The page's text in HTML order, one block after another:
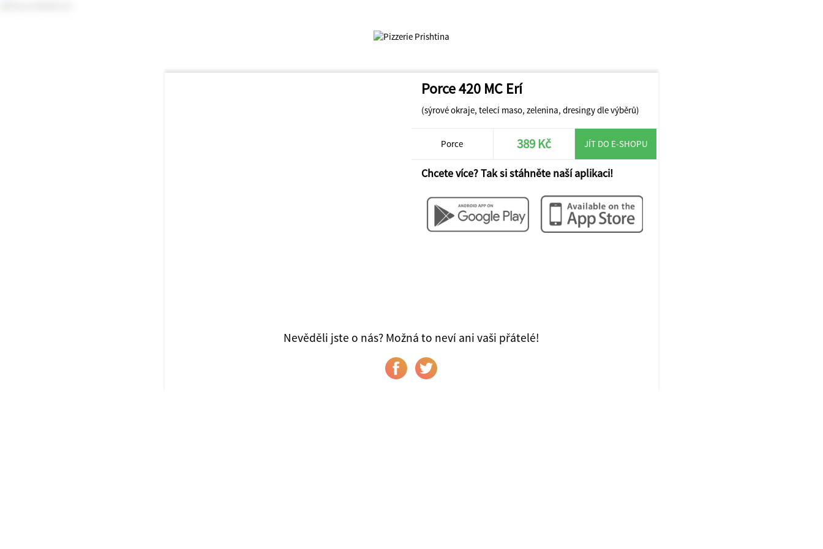
Porce 420 MC Erí
(sýrové okraje, telecí maso, zelenina, dresingy dle výběrů)
Porce 389 Kč JÍT DO E-SHOPU
Chcete více? Tak si stáhněte naší aplikaci!
Nevěděli jste o nás? Možná to neví ani vaši přátelé!